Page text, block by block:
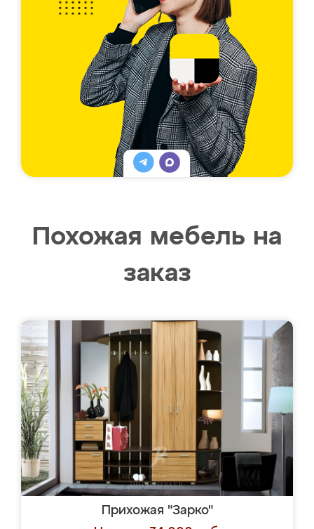
Похожая мебель на
заказ
Прихожая "Зарко"